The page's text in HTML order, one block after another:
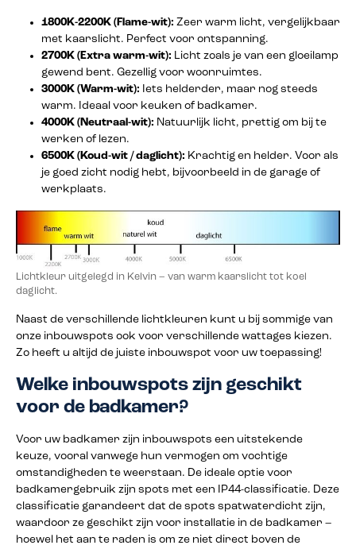
1800K-2200K (Flame-wit): Zeer warm licht, vergelijkbaar
met kaarslicht. Perfect voor ontspanning.
2700K (Extra warm-wit): Licht zoals je van een gloeilamp
gewend bent. Gezellig voor woonruimtes.
3000K (Warm-wit): Iets helderder, maar nog steeds
warm. Ideaal voor keuken of badkamer.
4000K (Neutraal-wit): Natuurlijk licht, prettig om bij te
werken of lezen.
6500K (Koud-wit / daglicht): Krachtig en helder. Voor als
je goed zicht nodig hebt, bijvoorbeeld in de garage of
werkplaats.
Lichtkleur uitgelegd in Kelvin – van warm kaarslicht tot koel
daglicht.
Naast de verschillende lichtkleuren kunt u bij sommige van
onze inbouwspots ook voor verschillende wattages kiezen.
Zo heeft u altijd de juiste inbouwspot voor uw toepassing!
Welke inbouwspots zijn geschikt
voor de badkamer?
Voor uw badkamer zijn inbouwspots een uitstekende
keuze, vooral vanwege hun vermogen om vochtige
omstandigheden te weerstaan. De ideale optie voor
badkamergebruik zijn spots met een IP44-classificatie. Deze
classificatie garandeert dat de spots spatwaterdicht zijn,
waardoor ze geschikt zijn voor installatie in de badkamer –
hoewel het aan te raden is om ze niet direct boven de